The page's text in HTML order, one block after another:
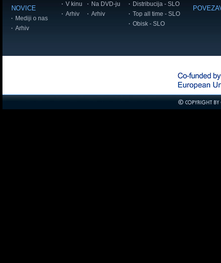
NOVICE
Mediji o nas
Arhiv
V kinu
Arhiv
Na DVD-ju
Arhiv
Distribucija - SLO
Top all time - SLO
Obisk - SLO